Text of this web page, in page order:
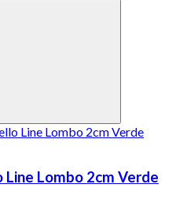
Line Lombo 2cm Verde